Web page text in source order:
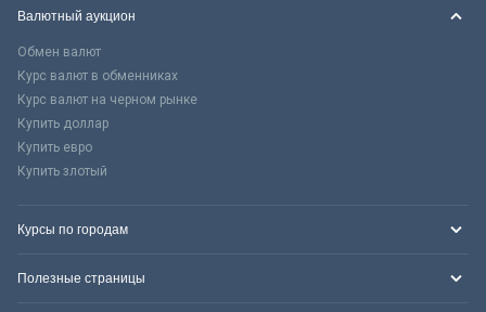
Валютный аукцион
Обмен валют
Курс валют в обменниках
Курс валют на черном рынке
Купить доллар
Купить евро
Купить злотый
Курсы по городам
Полезные страницы